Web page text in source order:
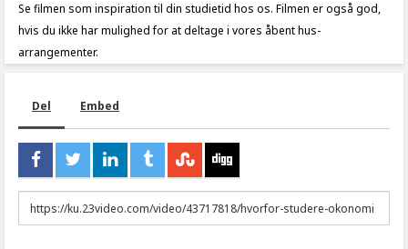
Se filmen som inspiration til din studietid hos os. Filmen er også god,
hvis du ikke har mulighed for at deltage i vores åbent hus-
arrangementer.
Del Embed
URL
to